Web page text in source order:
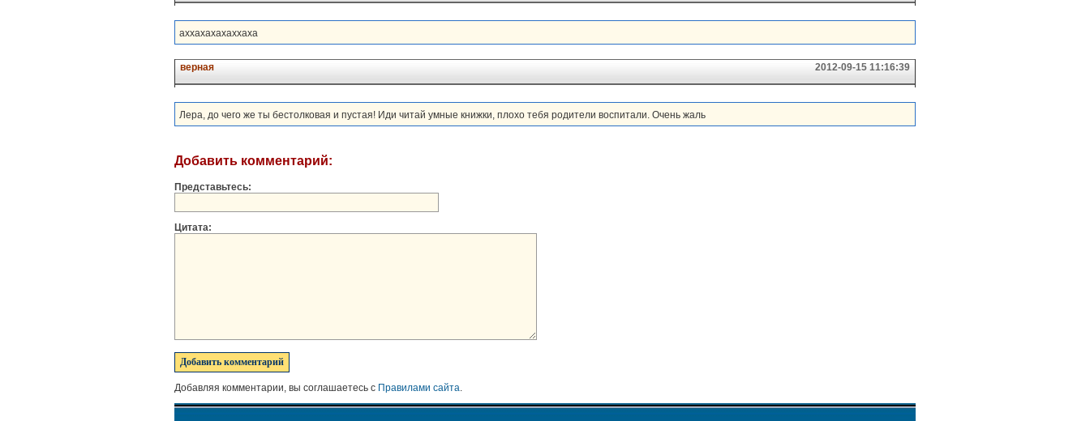
аххахахахаххаха
верная 2012-09-15 11:16:39
Лера, до чего же ты бестолковая и пустая! Иди читай умные книжки, плохо тебя родители воспитали. Очень жаль
Добавить комментарий:
Представьтесь:
Цитата:
Добавляя комментарии, вы соглашаетесь с Правилами сайта.